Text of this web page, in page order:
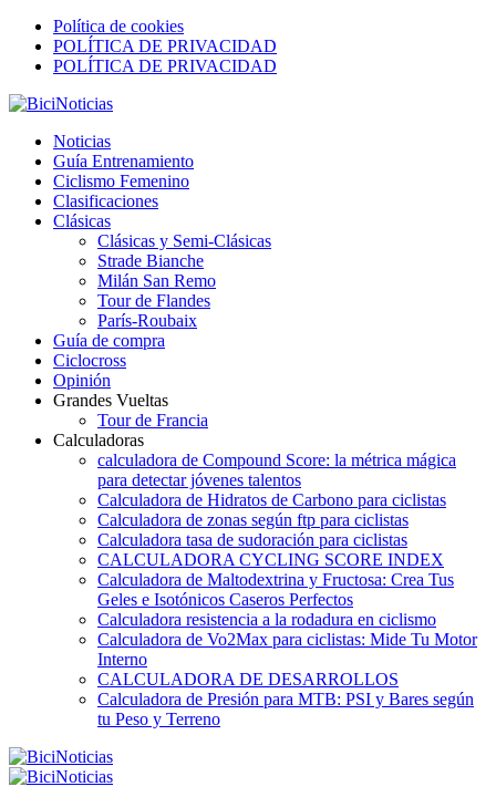
Política de cookies
POLÍTICA DE PRIVACIDAD
POLÍTICA DE PRIVACIDAD
Noticias
Guía Entrenamiento
Ciclismo Femenino
Clasificaciones
Clásicas
Clásicas y Semi-Clásicas
Strade Bianche
Milán San Remo
Tour de Flandes
París-Roubaix
Guía de compra
Ciclocross
Opinión
Grandes Vueltas
Tour de Francia
Calculadoras
calculadora de Compound Score: la métrica mágica
para detectar jóvenes talentos
Calculadora de Hidratos de Carbono para ciclistas
Calculadora de zonas según ftp para ciclistas
Calculadora tasa de sudoración para ciclistas
CALCULADORA CYCLING SCORE INDEX
Calculadora de Maltodextrina y Fructosa: Crea Tus
Geles e Isotónicos Caseros Perfectos
Calculadora resistencia a la rodadura en ciclismo
Calculadora de Vo2Max para ciclistas: Mide Tu Motor
Interno
CALCULADORA DE DESARROLLOS
Calculadora de Presión para MTB: PSI y Bares según
tu Peso y Terreno